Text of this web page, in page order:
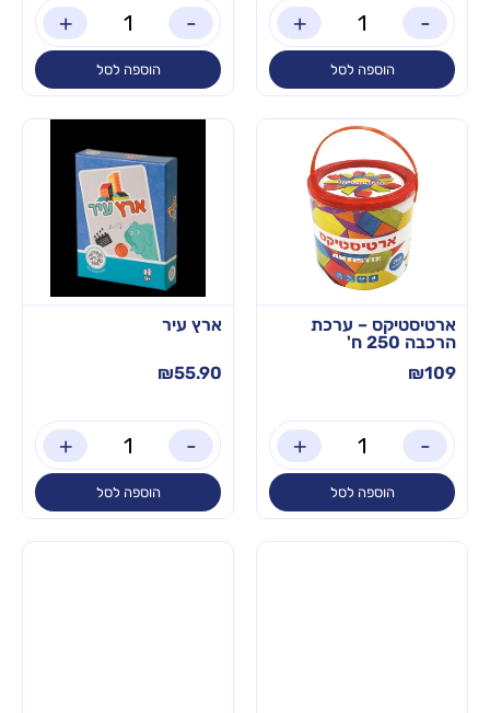
-
+
הוספה לסל
-
+
הוספה לסל
ארטיסטיקס – ערכת
הרכבה 250 ח'
₪109
-
+
הוספה לסל
ארץ עיר
₪55.90
-
+
הוספה לסל